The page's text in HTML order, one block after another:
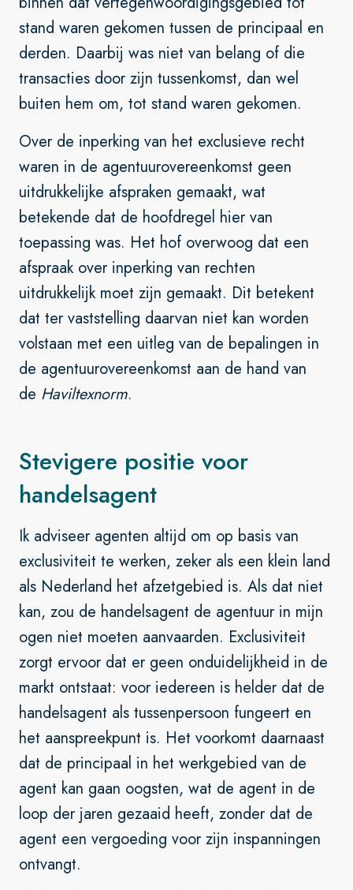
stand waren gekomen tussen de principaal en
derden. Daarbij was niet van belang of die
transacties door zijn tussenkomst, dan wel
buiten hem om, tot stand waren gekomen.
Over de inperking van het exclusieve recht
waren in de agentuurovereenkomst geen
uitdrukkelijke afspraken gemaakt, wat
betekende dat de hoofdregel hier van
toepassing was. Het hof overwoog dat een
afspraak over inperking van rechten
uitdrukkelijk moet zijn gemaakt. Dit betekent
dat ter vaststelling daarvan niet kan worden
volstaan met een uitleg van de bepalingen in
de agentuurovereenkomst aan de hand van
de Haviltexnorm.
Stevigere positie voor
handelsagent
Ik adviseer agenten altijd om op basis van
exclusiviteit te werken, zeker als een klein land
als Nederland het afzetgebied is. Als dat niet
kan, zou de handelsagent de agentuur in mijn
ogen niet moeten aanvaarden. Exclusiviteit
zorgt ervoor dat er geen onduidelijkheid in de
markt ontstaat: voor iedereen is helder dat de
handelsagent als tussenpersoon fungeert en
het aanspreekpunt is. Het voorkomt daarnaast
dat de principaal in het werkgebied van de
agent kan gaan oogsten, wat de agent in de
loop der jaren gezaaid heeft, zonder dat de
agent een vergoeding voor zijn inspanningen
ontvangt.